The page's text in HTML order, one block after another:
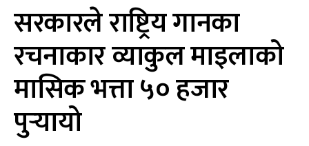
सरकारले राष्ट्रिय गानका
रचनाकार व्याकुल माइलाको
मासिक भत्ता ५० हजार
पुर्‍यायो